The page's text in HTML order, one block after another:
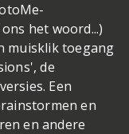
het woord...)
muisklik toegang
de
Een
en
en andere